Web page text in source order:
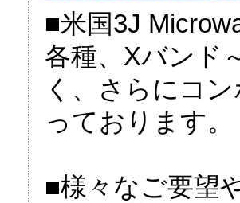
■米国3J
各種、Xバンド
く、さらにコ
っております。
■様々なご要望